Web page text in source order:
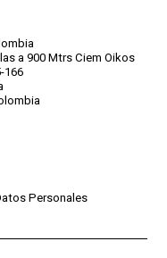
a 900 Mtrs Ciem Oikos
166
Personales